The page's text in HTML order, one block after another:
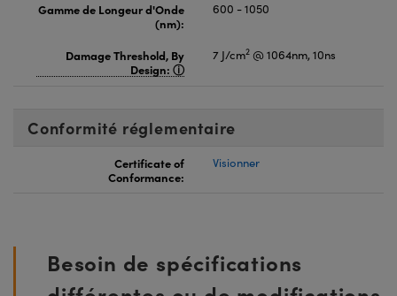
Gamme de Longeur d'Onde
(nm):
600 - 1050
Damage Threshold, By
Design:
7 J/cm2 @ 1064nm, 10ns
Conformité réglementaire
Certificate of
Conformance:
Visionner
Besoin de spécifications